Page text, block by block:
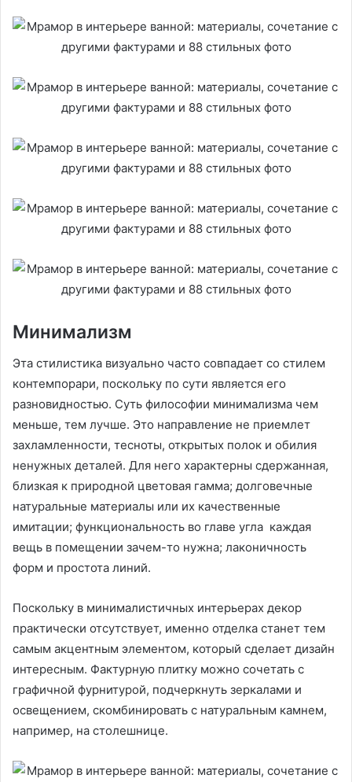
Минимализм
Эта стилистика визуально часто совпадает со стилем
контемпорари, поскольку по сути является его
разновидностью. Суть философии минимализма чем
меньше, тем лучше. Это направление не приемлет
захламленности, тесноты, открытых полок и обилия
ненужных деталей. Для него характерны сдержанная,
близкая к природной цветовая гамма; долговечные
натуральные материалы или их качественные
имитации; функциональность во главе угла каждая
вещь в помещении зачем-то нужна; лаконичность
форм и простота линий.
Поскольку в минималистичных интерьерах декор
практически отсутствует, именно отделка станет тем
самым акцентным элементом, который сделает дизайн
интересным. Фактурную плитку можно сочетать с
графичной фурнитурой, подчеркнуть зеркалами и
освещением, скомбинировать с натуральным камнем,
например, на столешнице.